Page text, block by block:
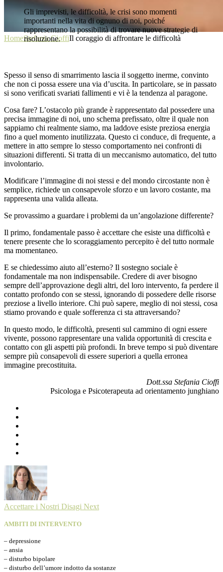
HomeStefania CioffiIl coraggio di affrontare le difficoltà
Stefania Cioffi
Gli imprevisti, le difficoltà, le crisi sono momenti
importanti nella vita di ognuno di noi, poiché
rappresentano la possibilità di trovare nuove strategie di
risoluzione.
Spesso il senso di smarrimento lascia il soggetto inerme, convinto
che non ci possa essere una via d’uscita. In particolare, se in passato
si sono verificati svariati fallimenti e vi è la tendenza al paragone.
Cosa fare? L’ostacolo più grande è rappresentato dal possedere una
precisa immagine di noi, uno schema prefissato, oltre il quale non
sappiamo chi realmente siamo, ma laddove esiste preziosa energia
fino a quel momento inutilizzata. Questo ci conduce, di frequente, a
mettere in atto sempre lo stesso comportamento nei confronti di
situazioni differenti. Si tratta di un meccanismo automatico, del tutto
involontario.
Modificare l’immagine di noi stessi e del mondo circostante non è
semplice, richiede un consapevole sforzo e un lavoro costante, ma
rappresenta una valida alleata.
Se provassimo a guardare i problemi da un’angolazione differente?
Il primo, fondamentale passo è accettare che esiste una difficoltà e
tenere presente che lo scoraggiamento percepito è del tutto normale
ma momentaneo.
E se chiedessimo aiuto all’esterno? Il sostegno sociale è
fondamentale ma non indispensabile. Credere di aver bisogno
sempre dell’approvazione degli altri, del loro intervento, fa perdere il
contatto profondo con se stessi, ignorando di possedere delle risorse
preziose a livello interiore. Chi può sapere, meglio di noi stessi, cosa
stiamo provando e quale sofferenza ci sta attraversando?
In questo modo, le difficoltà, presenti sul cammino di ogni essere
vivente, possono rappresentare una valida opportunità di crescita e
contatto con gli aspetti più profondi. In breve tempo si può diventare
sempre più consapevoli di essere superiori a quella erronea
immagine precostituita.
Dott.ssa Stefania Cioffi
Psicologa e Psicoterapeuta ad orientamento junghiano
Accettare i Nostri Disagi Next
AMBITI DI INTERVENTO
– depressione
– ansia
– disturbo bipolare
– disturbo dell’umore indotto da sostanze